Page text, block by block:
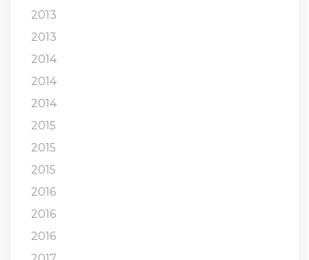
2013
2013
2014
2014
2014
2015
2015
2015
2016
2016
2016